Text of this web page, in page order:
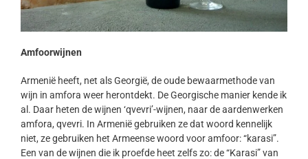
Amfoorwijnen
Armenië heeft, net als Georgië, de oude bewaarmethode van
wijn in amfora weer herontdekt. De Georgische manier kende ik
al. Daar heten de wijnen ‘qvevri’-wijnen, naar de aardenwerken
amfora, qvevri. In Armenië gebruiken ze dat woord kennelijk
niet, ze gebruiken het Armeense woord voor amfoor: “karasi”.
Een van de wijnen die ik proefde heet zelfs zo: de “Karasi” van